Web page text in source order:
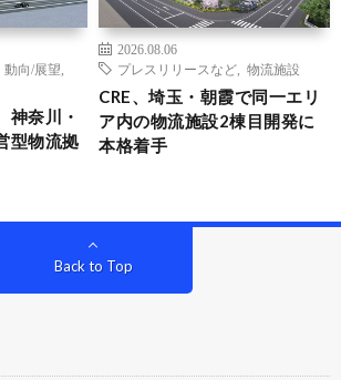
動向/展望
神奈川・
型物流拠
2026.08.06
プレスリリースなど
物流施設
CRE、埼玉・朝霞で同一エリ
ア内の物流施設2棟目開発に
本格着手
Back to Top